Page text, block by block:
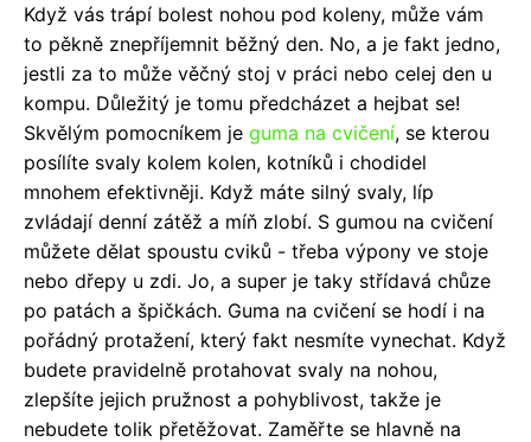
Když vás trápí bolest nohou pod koleny, může vám
to pěkně znepříjemnit běžný den. No, a je fakt jedno,
jestli za to může věčný stoj v práci nebo celej den u
kompu. Důležitý je tomu předcházet a hejbat se!
Skvělým pomocníkem je guma na cvičení, se kterou
posílíte svaly kolem kolen, kotníků i chodidel
mnohem efektivněji. Když máte silný svaly, líp
zvládají denní zátěž a míň zlobí. S gumou na cvičení
můžete dělat spoustu cviků - třeba výpony ve stoje
nebo dřepy u zdi. Jo, a super je taky střídavá chůze
po patách a špičkách. Guma na cvičení se hodí i na
pořádný protažení, který fakt nesmíte vynechat. Když
budete pravidelně protahovat svaly na nohou,
zlepšíte jejich pružnost a pohyblivost, takže je
nebudete tolik přetěžovat. Zaměřte se hlavně na